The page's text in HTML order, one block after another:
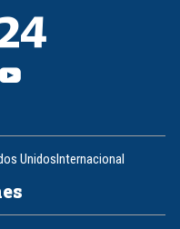
UnidosInternacional